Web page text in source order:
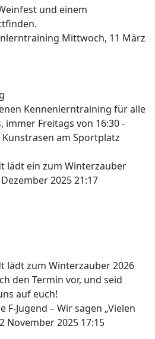
und einem
Mittwoch, 11 März
Kennenlerntraining für alle
immer Freitags von 16:30 -
am Sportplatz
lädt ein zum Winterzauber
2025 21:17
lädt zum Winterzauber 2026
den Termin vor, und seid
auf euch!
F-Jugend – Wir sagen „Vielen
November 2025 17:15